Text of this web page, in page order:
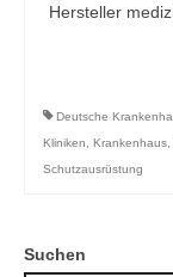
Hersteller
Deutsche
Kliniken, Krankenhaus,
Schutzausrüstung
Suchen